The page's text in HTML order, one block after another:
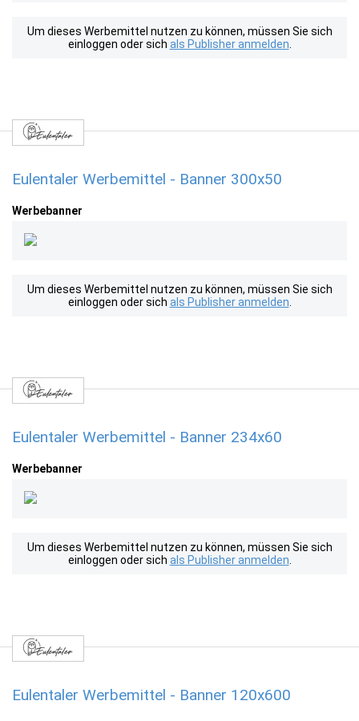
Um dieses Werbemittel nutzen zu können, müssen Sie sich
einloggen oder sich als Publisher anmelden
Eulentaler Werbemittel - Banner 300x50
Werbebanner
Um dieses Werbemittel nutzen zu können, müssen Sie sich
einloggen oder sich als Publisher anmelden
Eulentaler Werbemittel - Banner 234x60
Werbebanner
Um dieses Werbemittel nutzen zu können, müssen Sie sich
einloggen oder sich als Publisher anmelden
Eulentaler Werbemittel - Banner 120x600